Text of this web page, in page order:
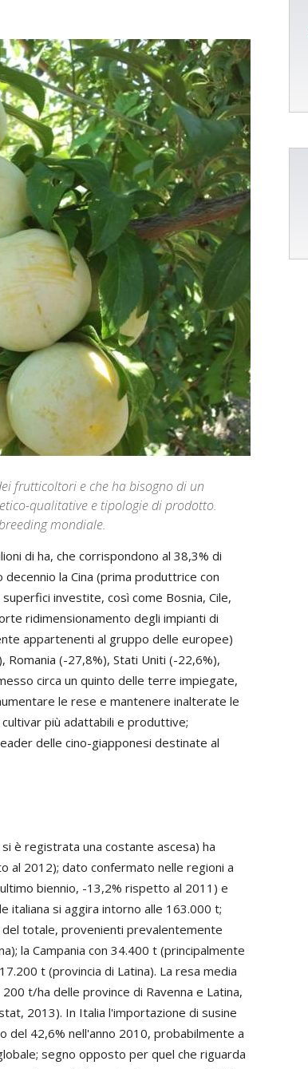
frutticoltori e che ha bisogno di un
qualitative e tipologie di prodotto.
mondiale.
di ha, che corrispondono al 38,3% di
la Cina (prima produttrice con
investite, così come Bosnia, Cile,
ridimensionamento degli impianti di
appartenenti al gruppo delle europee)
Romania (-27,8%), Stati Uniti (-22,6%),
circa un quinto delle terre impiegate,
le rese e mantenere inalterate le
più adattabili e produttive;
delle cino-giapponesi destinate al
è registrata una costante ascesa) ha
al 2012); dato confermato nelle regioni a
biennio, -13,2% rispetto al 2011) e
italiana si aggira intorno alle 163.000 t;
del totale, provenienti prevalentemente
la Campania con 34.400 t (principalmente
t (provincia di Latina). La resa media
t/ha delle province di Ravenna e Latina,
2013). In Italia l'importazione di susine
del 42,6% nell'anno 2010, probabilmente a
segno opposto per quel che riguarda